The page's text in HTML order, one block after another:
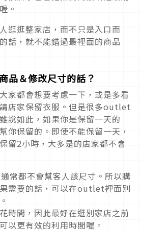
。
逛逛整家店，而不只是入口而
話，就不能錯過最裡面的商品
品＆修改尺寸的話？
家都會想要考慮一下，或是多看
店家保留衣服。但是很多outlet
說如此，如果你是保留一天的
你保留的。即使不能保留一天，
留2小時，大多是的店家都不會
常都不會幫客人該尺寸。所以購
需要的話，可以在outlet裡面別
時間，因此最好在逛別家店之前
以更有效的利用時間喔。